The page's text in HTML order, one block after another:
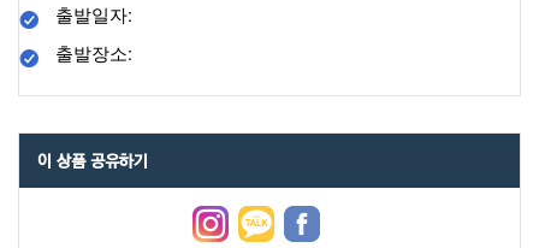
출발일자:
출발장소:
이 상품 공유하기